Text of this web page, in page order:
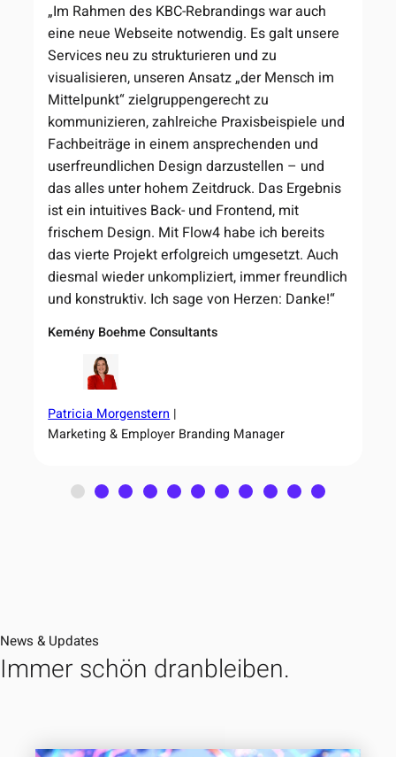
„Im Rahmen des KBC-Rebrandings war auch
eine neue Webseite notwendig. Es galt unsere
Services neu zu strukturieren und zu
visualisieren, unseren Ansatz „der Mensch im
Mittelpunkt“ zielgruppengerecht zu
kommunizieren, zahlreiche Praxisbeispiele und
Fachbeiträge in einem ansprechenden und
userfreundlichen Design darzustellen – und
das alles unter hohem Zeitdruck. Das Ergebnis
ist ein intuitives Back- und Frontend, mit
frischem Design. Mit Flow4 habe ich bereits
das vierte Projekt erfolgreich umgesetzt. Auch
diesmal wieder unkompliziert, immer freundlich
und konstruktiv. Ich sage von Herzen: Danke!“
Kemény Boehme Consultants
Patricia Morgenstern
Marketing & Employer Branding Manager
News & Updates
Immer schön dranbleiben.